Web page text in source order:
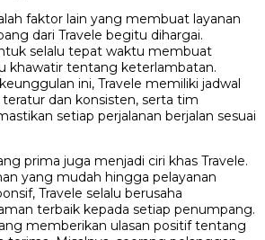
faktor lain yang membuat layanan
dari Travele begitu dihargai.
selalu tepat waktu membuat
khawatir tentang keterlambatan.
ini, Travele memiliki jadwal
dan konsisten, serta tim
setiap perjalanan berjalan sesuai
prima juga menjadi ciri khas Travele.
yang mudah hingga pelayanan
Travele selalu berusaha
terbaik kepada setiap penumpang.
memberikan ulasan positif tentang